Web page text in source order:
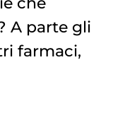
A parte gli
farmaci,